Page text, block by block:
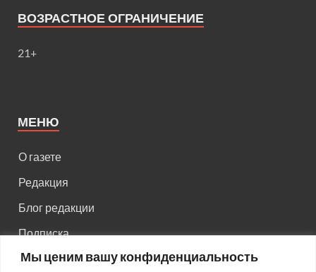
Мы ценим вашу конфиденциальность
ВОЗРАСТНОЕ ОГРАНИЧЕНИЕ
21+
МЕНЮ
О газете
Редакция
Блог редакции
Подписка
Правила поведения на сайте